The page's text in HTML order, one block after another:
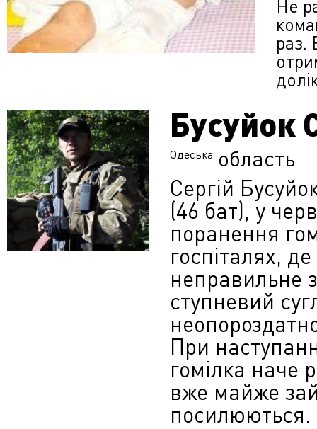
Не
раз.
Бусуйок
Одеська область
Сергій
(46 бат), у
поранення
госпіталях,
неправильне
ступневий
При
гомілка наче
вже майже
посилюються.